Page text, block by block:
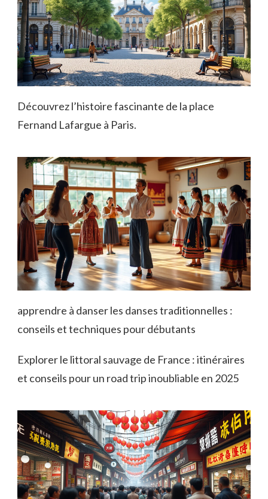
Découvrez l’histoire fascinante de la place
Fernand Lafargue à Paris.
apprendre à danser les danses traditionnelles :
conseils et techniques pour débutants
Explorer le littoral sauvage de France : itinéraires
et conseils pour un road trip inoubliable en 2025